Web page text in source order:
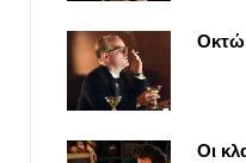
Οκτώ
Οι